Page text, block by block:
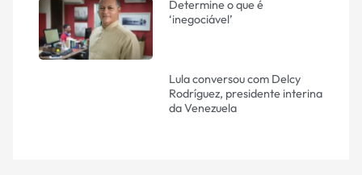
Determine o que é
‘inegociável’
Lula conversou com Delcy
Rodríguez, presidente interina
da Venezuela